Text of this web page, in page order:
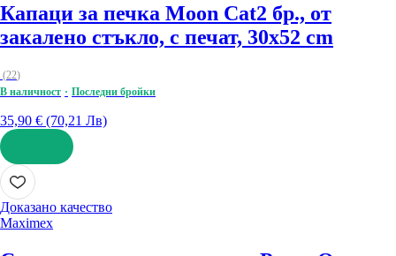
Капаци за печка Moon Cat2 бр., от
закалено стъкло, с печат, 30x52 cm
(22)
В наличност
Последни бройки
35,90 € (70,21 Лв)
ДОБАВИ
Доказано качество
Maximex